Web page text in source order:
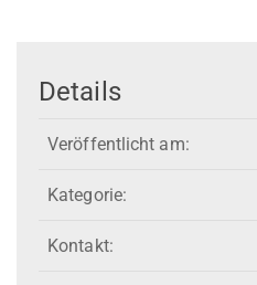
Details
Veröffentlicht am:
Kategorie:
Kontakt: